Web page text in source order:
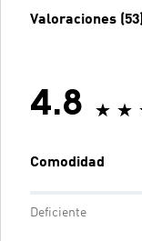
Valoraciones (53)
4.8
Comodidad
Deficiente